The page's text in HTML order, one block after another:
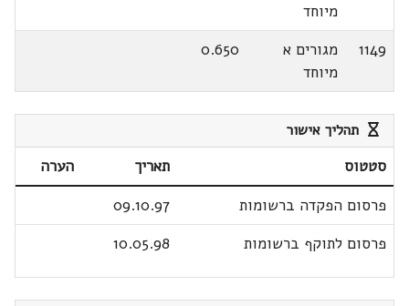
מיוחד
1149
מגורים א
מיוחד
0.650
תהליך אישור
סטטוס תאריך
הערה
פרסום הפקדה ברשומות
09.10.97
פרסום לתוקף ברשומות
10.05.98